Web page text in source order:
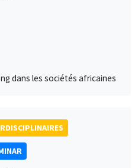
dans les sociétés africaines